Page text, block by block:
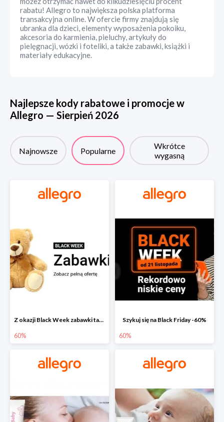
rabatu! Allegro to największa polska platforma
transakcyjna online. W ofercie firmy znajdują się
ubranka dla dzieci, elementy wyposażenia pokoiku,
akcesoria do karmienia, pieluchy, artykuły do
pielęgnacji, wózki i foteliki, a także zabawki, książki i
materiały edukacyjne.
Najlepsze kody rabatowe i promocje w
Allegro — Sierpień 2026
Najnowsze Popularne
Wkrótce
wygasną
Z okazji Black Week zabawki taniej na allegro.pl
60%
Szykuj się na Black Friday -60%
60%